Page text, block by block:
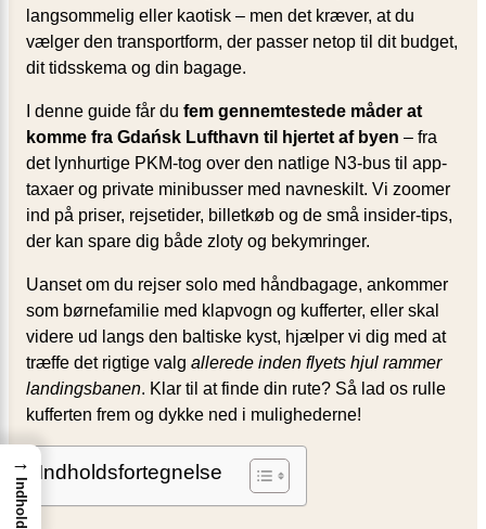
langsommelig eller kaotisk – men det kræver, at du
vælger den transportform, der passer netop til dit budget,
dit tids­skema og din bagage.
I denne guide får du fem gennemtestede måder at
komme fra Gdańsk Lufthavn til hjertet af byen – fra
det lynhurtige PKM-tog over den natlige N3-bus til app-
taxaer og private minibusser med navneskilt. Vi zoomer
ind på priser, rejsetider, billetkøb og de små insider-tips,
der kan spare dig både zloty og bekymringer.
Uanset om du rejser solo med håndbagage, ankommer
som børnefamilie med klapvogn og kufferter, eller skal
videre ud langs den baltiske kyst, hjælper vi dig med at
træffe det rigtige valg allerede inden flyets hjul rammer
landingsbanen. Klar til at finde din rute? Så lad os rulle
kufferten frem og dykke ned i mulighederne!
Indholdsfortegnelse
→
Indhold